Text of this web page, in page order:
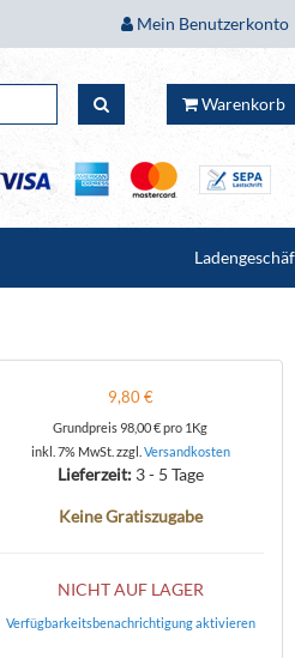
Mein Benutzerkonto
Warenkorb
9,80 €
Grundpreis98,00 €pro 1Kg
inkl. 7% MwSt. zzgl. Versandkosten
Lieferzeit: 3 - 5 Tage
Keine Gratiszugabe
NICHT AUF LAGER
Verfügbarkeitsbenachrichtigung aktivieren